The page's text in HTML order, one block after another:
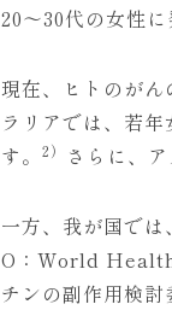
20〜30代の女性
現在、ヒトのが
ラリアでは、若
す。
2） さらに、
一方、我が国で
O：World Health
チンの副作用検